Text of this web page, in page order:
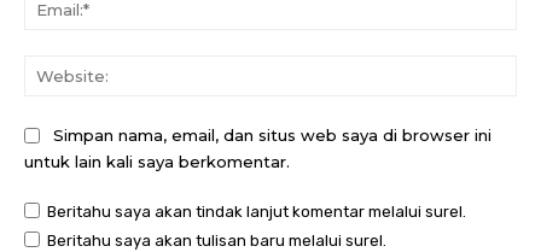
Simpan nama, email, dan situs web saya di browser ini
untuk lain kali saya berkomentar.
Beritahu saya akan tindak lanjut komentar melalui surel.
Beritahu saya akan tulisan baru melalui surel.